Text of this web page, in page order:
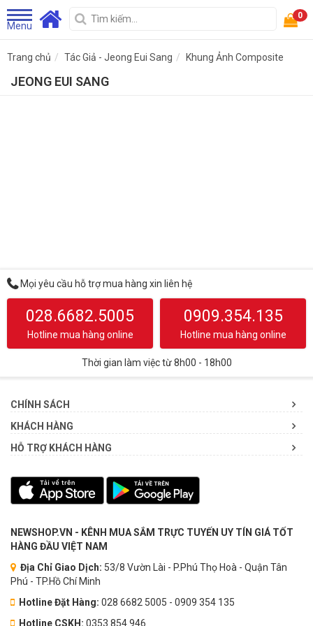
Menu
0
Trang chủ Tác Giả - Jeong Eui Sang Khung Ảnh Composite
JEONG EUI SANG
Mọi yêu cầu hỗ trợ mua hàng xin liên hệ
028.6682.5005
Hotline mua hàng online
0909.354.135
Hotline mua hàng online
Thời gian làm việc từ 8h00 - 18h00
CHÍNH SÁCH
KHÁCH HÀNG
HỖ TRỢ KHÁCH HÀNG
NEWSHOP.VN - KÊNH MUA SẮM TRỰC TUYẾN UY TÍN GIÁ TỐT
HÀNG ĐẦU VIỆT NAM
Địa Chỉ Giao Dịch: 53/8 Vườn Lài - P.Phú Thọ Hoà - Quận Tân
Phú - TP.Hồ Chí Minh
Hotline Đặt Hàng: 028 6682 5005 - 0909 354 135
Hotline CSKH: 0353.854.946